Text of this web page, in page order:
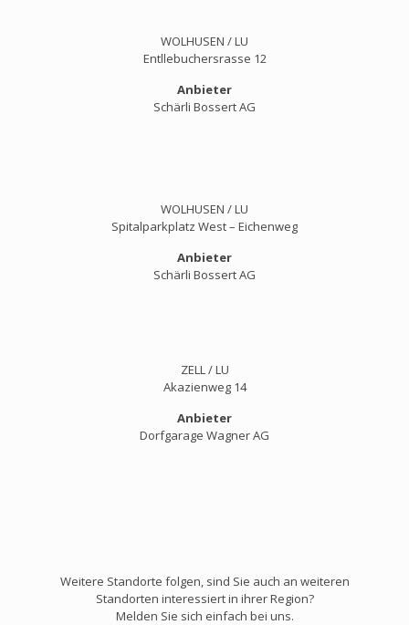
WOLHUSEN / LU
Entllebuchersrasse 12
Anbieter
Schärli Bossert AG
WOLHUSEN / LU
Spitalparkplatz West – Eichenweg
Anbieter
Schärli Bossert AG
ZELL / LU
Akazienweg 14
Anbieter
Dorfgarage Wagner AG
Weitere Standorte folgen, sind Sie auch an weiteren
Standorten interessiert in ihrer Region?
Melden Sie sich einfach bei uns.